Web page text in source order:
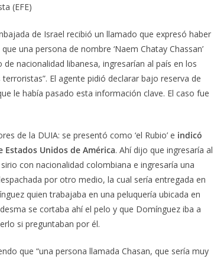
(EFE)
de Israel recibió un llamado que expresó haber
una persona de nombre ‘Naem Chatay Chassan’
nacionalidad libanesa, ingresarían al país en los
El agente pidió declarar bajo reserva de
le había pasado esta información clave. El caso fue
de la DUIA: se presentó como ‘el Rubio’ e indicó
Unidos de América. Ahí dijo que ingresaría al
con nacionalidad colombiana e ingresaría una
por otro medio, la cual sería entregada en
quien trabajaba en una peluquería ubicada en
se cortaba ahí el pelo y que Domínguez iba a
si preguntaban por él.
que “una persona llamada Chasan, que sería muy